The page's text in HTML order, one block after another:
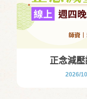
正念減
2026/